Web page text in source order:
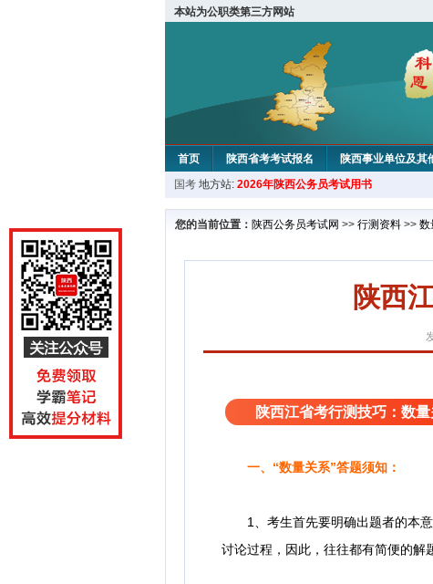
本站为公职类第三方网站
首页 陕西省考考试报名 陕西事业单位及其
国考 地方站: 2026年陕西公务员考试用书
您的当前位置： 陕西公务员考试网 >> 行测资料 >> 数
陕西
陕西江省考行测技巧：数
一、“数量关系”答题须知：
1、考生首先要明确出题者的本意
讨论过程，因此，往往都有简便的解